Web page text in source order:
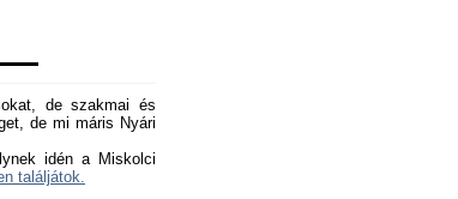
de szakmai és
de mi máris Nyári
idén a Miskolci
találjátok.